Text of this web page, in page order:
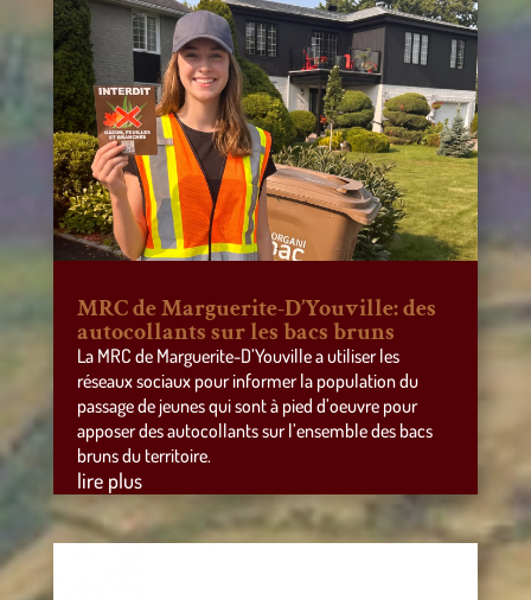
MRC de Marguerite-D’Youville: des
autocollants sur les bacs bruns
La MRC de Marguerite-D’Youville a utiliser les
réseaux sociaux pour informer la population du
passage de jeunes qui sont à pied d’oeuvre pour
apposer des autocollants sur l’ensemble des bacs
bruns du territoire.
lire plus